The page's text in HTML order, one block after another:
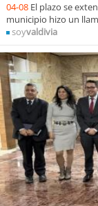
04-08 El plazo se
municipio hizo un
soyvaldivia